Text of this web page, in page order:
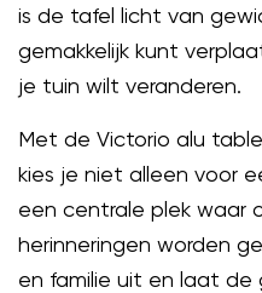
is de tafel licht van
gemakkelijk kunt
je tuin wilt veranderen.
Met de Victorio alu
kies je niet alleen voor
een centrale plek waar
herinneringen worden
en familie uit en laat de